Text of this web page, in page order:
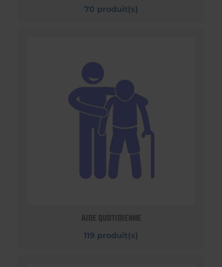
70 produit(s)
AIDE QUOTIDIENNE
119 produit(s)